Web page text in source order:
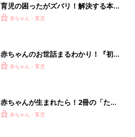
育児の困ったがズバリ！解決する本
『ひよこクラブ 秋号』 4カ月～2才
赤ちゃん・育児
赤ちゃんのお世話まるわかり！『初め
てのひよこクラブ 夏号』〈巻頭大特
赤ちゃん・育児
赤ちゃんが生まれたら！2冊の「たま
ひよ」
赤ちゃん・育児